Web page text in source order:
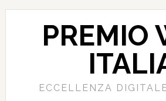
PREMIO
ECCELLENZA